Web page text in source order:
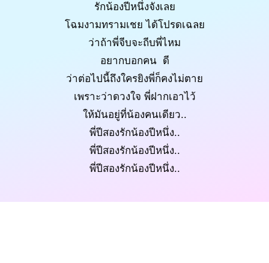
รักน้องปีหนึ่งจังเลย
โฉมงามทรามเชย ได้โปรดเฉลย
ว่าถ้าพี่จีบจะถีบพี่ไหม
อยากบอกคน ดี
ว่าต่อไปนี้ถึงใครยิงพี่ก็คงไม่ตาย
เพราะว่าดวงใจ พี่ฝากเอาไว้
ให้มันอยู่ที่น้องคนเดียว..
พี่ปีสองรักน้องปีหนึ่ง..
พี่ปีสองรักน้องปีหนึ่ง..
พี่ปีสองรักน้องปีหนึ่ง..